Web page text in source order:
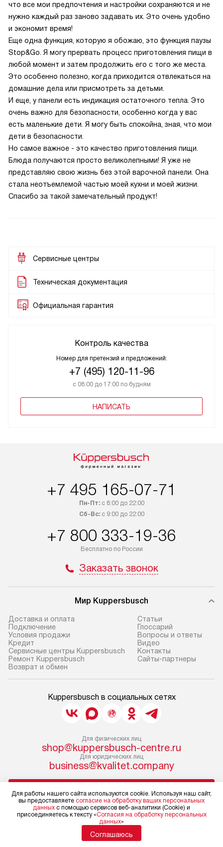
что все мои предпочтения и настройки сохраняются и не
нужно каждый раз заново задавать их. Это очень удобно
и экономит время!
Еще одна функция, которую я обожаю, это функция паузы
Stop&Go. Я могу прервать процесс приготовления пищи в
любой момент и затем продолжить его с того же места.
Это особенно полезно, когда приходится отвлекаться на
домашние дела или присмотреть за детьми.
И еще, у панели есть индикация остаточного тепла. Это
очень важно для безопасности, особенно когда у вас
есть маленькие дети. Я могу быть спокойна, зная, что мои
дети в безопасности.
Но самое важное - это качество приготовления пищи.
Блюда получаются просто великолепными! Я уже не
представляю свою жизнь без этой варочной панели. Она
стала неотъемлемой частью моей кухни и моей жизни.
Спасибо за такой замечательный продукт!
Сервисные центры
Техническая документация
Официальная гарантия
Контроль качества
Номер для претензий и предложений:
+7 (495) 120-11-96
с 08:00 до 17:00 по будням
НАПИСАТЬ
+7 495 165-07-71
Пн-Пт:с 8:00 до 22:00
Сб-Вс:с 9:00 до 22:00
+7 800 333-19-36
Бесплатно по России
Заказать звонок
Мир Kuppersbusch
Доставка и оплата
Подключение
Условия продажи
Кредит
Сервисные центры Kuppersbusch
Ремонт Kuppersbusch
Возврат и обмен
Cтатьи
Глоссарий
Вопросы и ответы
Видео
Контакты
Сайты-партнеры
Kuppersbusch в социальных сетях
Для физических лиц
shop@kuppersbusch-centre.ru
Для юридических лиц
business@kvalitet.company
Политика конфиденциальности
Условия продажи
Карта сайта
Для работы нашего сайта используются cookie. Используя наш сайт,
вы предоставляете согласие на обработку ваших персональных
данных с помощью сервисов веб-аналитики (Cookie) и
присоединяетесь к тексту «Согласия на обработку персональных
данных»
Соглашаюсь